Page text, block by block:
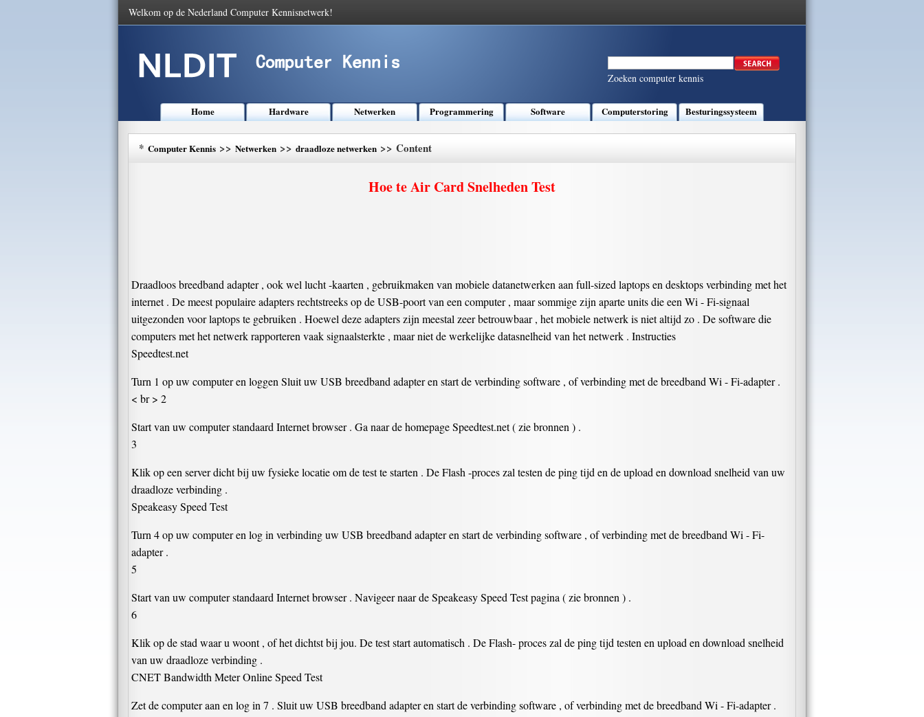
Welkom op de Nederland Computer Kennisnetwerk!
Zoeken computer kennis
Home Hardware Netwerken Programmering Software Computerstoring Besturingssysteem
* Computer Kennis >> Netwerken >> draadloze netwerken >> Content
Hoe te Air Card Snelheden Test
Draadloos breedband adapter , ook wel lucht -kaarten , gebruikmaken van mobiele datanetwerken aan full-sized laptops en desktops verbinding met het
internet . De meest populaire adapters rechtstreeks op de USB-poort van een computer , maar sommige zijn aparte units die een Wi - Fi-signaal
uitgezonden voor laptops te gebruiken . Hoewel deze adapters zijn meestal zeer betrouwbaar , het mobiele netwerk is niet altijd zo . De software die
computers met het netwerk rapporteren vaak signaalsterkte , maar niet de werkelijke datasnelheid van het netwerk . Instructies
Speedtest.net
Turn 1 op uw computer en loggen Sluit uw USB breedband adapter en start de verbinding software , of verbinding met de breedband Wi - Fi-adapter .
< br > 2
Start van uw computer standaard Internet browser . Ga naar de homepage Speedtest.net ( zie bronnen ) .
3
Klik op een server dicht bij uw fysieke locatie om de test te starten . De Flash -proces zal testen de ping tijd en de upload en download snelheid van uw
draadloze verbinding .
Speakeasy Speed ​​Test
Turn 4 op uw computer en log in verbinding uw USB breedband adapter en start de verbinding software , of verbinding met de breedband Wi - Fi-
adapter .
5
Start van uw computer standaard Internet browser . Navigeer naar de Speakeasy Speed ​​Test pagina ( zie bronnen ) .
6
Klik op de stad waar u woont , of het dichtst bij jou. De test start automatisch . De Flash- proces zal de ping tijd testen en upload en download snelheid
van uw draadloze verbinding .
CNET Bandwidth Meter Online Speed ​​Test
Zet de computer aan en log in 7 . Sluit uw USB breedband adapter en start de verbinding software , of verbinding met de breedband Wi - Fi-adapter .